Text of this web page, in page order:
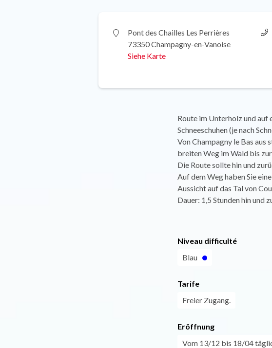
Pont des Chailles Les Perrières
73350 Champagny-en-Vanoise
Siehe Karte
Route im Unterholz und
Schneeschuhen (je nach
Von Champagny le Bas aus
breiten Weg im Wald bis
Die Route sollte hin und
Auf dem Weg haben Sie
Aussicht auf das Tal von
Dauer: 1,5 Stunden hin und
Niveau difficulté
Blau
Tarife
Freier Zugang.
Eröffnung
Vom 13/12 bis 18/04